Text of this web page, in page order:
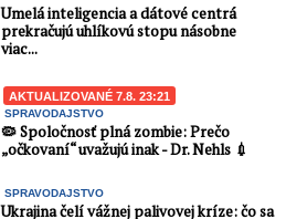
Umelá inteligencia a dátové centrá
prekračujú uhlíkovú stopu násobne
viac...
AKTUALIZOVANÉ 7.8. 23:21
SPRAVODAJSTVO
🦠 Spoločnosť plná zombie: Prečo
„očkovaní“ uvažujú inak - Dr. Nehls 💉
SPRAVODAJSTVO
Ukrajina čelí vážnej palivovej kríze: čo sa